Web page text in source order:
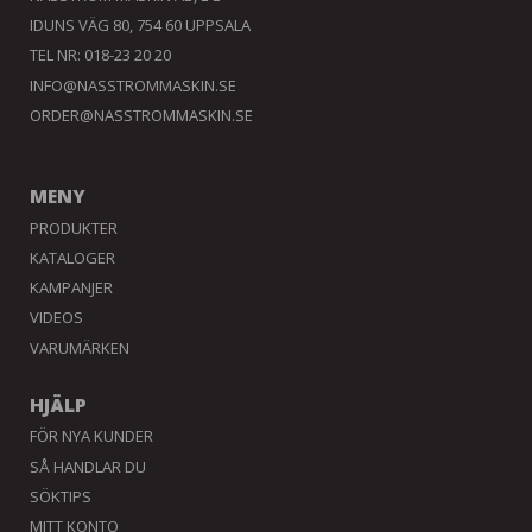
IDUNS VÄG 80, 754 60 UPPSALA
TEL NR: 018-23 20 20
INFO@NASSTROMMASKIN.SE
ORDER@NASSTROMMASKIN.SE
MENY
PRODUKTER
KATALOGER
KAMPANJER
VIDEOS
VARUMÄRKEN
HJÄLP
FÖR NYA KUNDER
SÅ HANDLAR DU
SÖKTIPS
MITT KONTO